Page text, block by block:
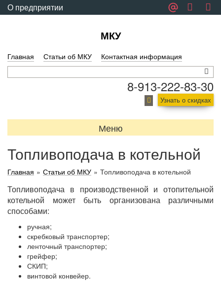
О предприятии
МКУ
Главная Статьи об МКУ Контактная информация
8-913-222-83-30
Узнать о скидках
Меню
Топливоподача в котельной
Главная » Статьи об МКУ » Топливоподача в котельной
Топливоподача в производственной и отопительной
котельной может быть организована различными
способами:
ручная;
скребковый транспортер;
ленточный транспортер;
грейфер;
СКИП;
винтовой конвейер.